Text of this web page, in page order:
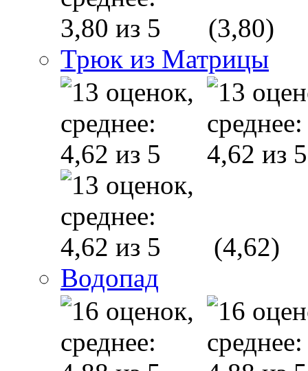
(3,80)
Трюк из Матрицы
(4,62)
Водопад